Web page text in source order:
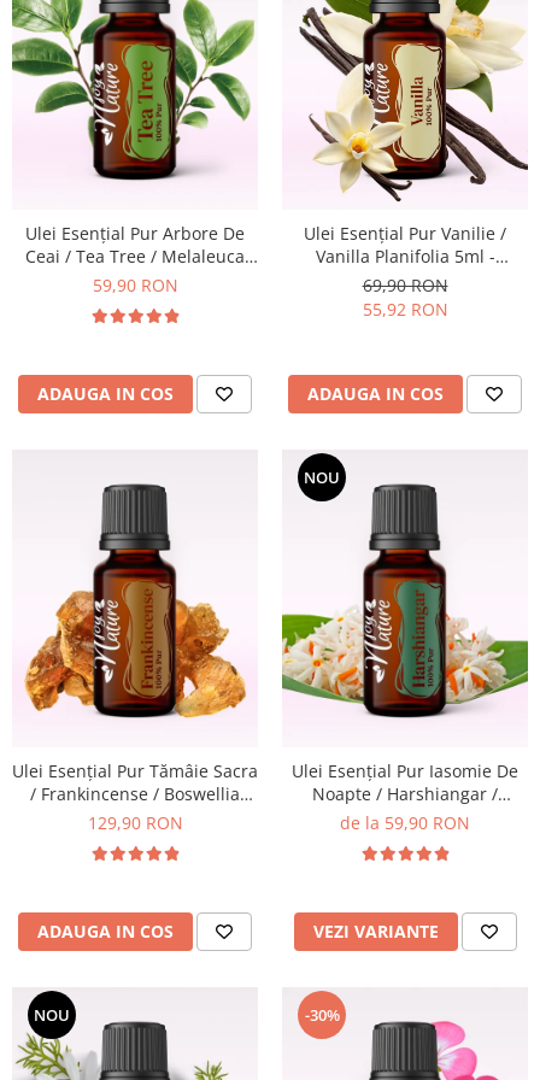
combate Depresia
Imbratiseaza Toamna
Aromele Sarbatorilor de Iarna
Self love* In Asteptarea Soarelui
Pericole_vs_beneficii
Ulei Esenţial Pur Arbore De
Ceai / Tea Tree / Melaleuca
Alternifolia 15ml -
Nature
59,90 RON
ADAUGA IN COS
Ulei Esențial Pur Vanilie /
Vanilla Planifolia 5ml -
Aromaterapie Sigura | nJoy
Nature
69,90 RON
55,92 RON
ADAUGA IN COS
Ulei Esențial Pur Tămâie Sacra
/ Frankincense / Boswellia
Carterii 15ml - Aromaterapie
129,90 RON
ADAUGA IN COS
NOU
Ulei Esențial Pur Iasomie De
Noapte / Harshiangar /
Nyctanthes Arbortristis 5ml /
nJoy Nature
de la 59,90 RON
VEZI VARIANTE
NOU -30%